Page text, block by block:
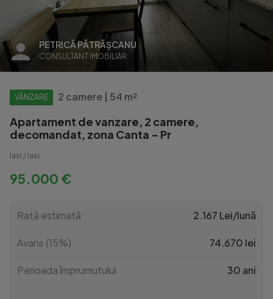
PETRICĂ PĂTRĂȘCANU
CONSULTANT IMOBILIAR
VÂNZARE 2 camere | 54 m²
Apartament de vanzare, 2 camere,
decomandat, zona Canta - Pr
Iasi / Iasi
95.000 €
Rată estimată 2.167 Lei/lună
Avans (15%) 74.670 lei
Perioada împrumutului 30 ani